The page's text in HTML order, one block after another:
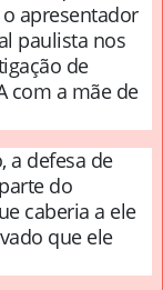
apresentador
paulista nos
de
com a mãe de
a defesa de
do
caberia a ele
que ele